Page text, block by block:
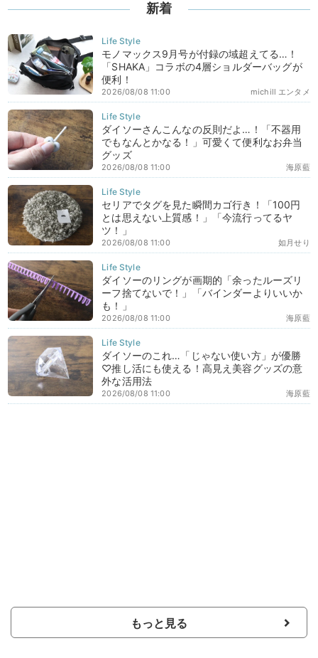
新着
モノマックス9月号が付録の域超えてる…！
「SHAKA」コラボの4層ショルダーバッグが
便利！
michill エンタメ
2026/08/08 11:00
ダイソーさんこんなの反則だよ…！「不器用
でもなんとかなる！」可愛くて便利なお弁当
グッズ
海原藍
2026/08/08 11:00
セリアでタグを見た瞬間カゴ行き！「100円
とは思えない上質感！」「今流行ってるヤ
ツ！」
如月せり
2026/08/08 11:00
ダイソーのリングが画期的「余ったルーズリ
ーフ捨てないで！」「バインダーよりいいか
も！」
海原藍
2026/08/08 11:00
ダイソーのこれ…「じゃない使い方」が優勝
♡推し活にも使える！高見え美容グッズの意
外な活用法
海原藍
2026/08/08 11:00
もっと見る